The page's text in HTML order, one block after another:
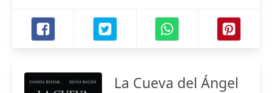
La Cueva del Ángel